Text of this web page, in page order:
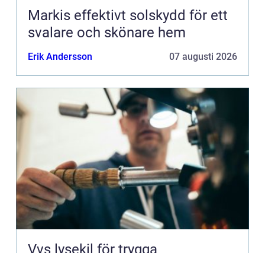
Markis effektivt solskydd för ett
svalare och skönare hem
Erik Andersson 07 augusti 2026
Vvs lysekil för trygga